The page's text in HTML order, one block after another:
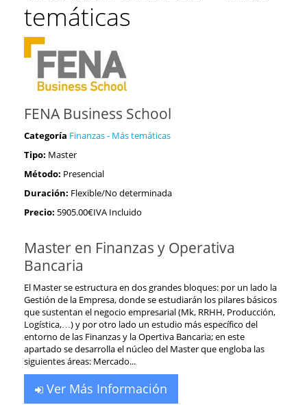
temáticas
FENA Business School
Categoría Finanzas - Más temáticas
Tipo: Master
Método: Presencial
Duración: Flexible/No determinada
Precio: 5905.00€IVA Incluido
Master en Finanzas y Operativa
Bancaria
El Master se estructura en dos grandes bloques: por un lado la
Gestión de la Empresa, donde se estudiarán los pilares básicos
que sustentan el negocio empresarial (Mk, RRHH, Producción,
Logística,…) y por otro lado un estudio más específico del
entorno de las Finanzas y la Opertiva Bancaria; en este
apartado se desarrolla el núcleo del Master que engloba las
siguientes áreas: Mercado...
Ver Más Información